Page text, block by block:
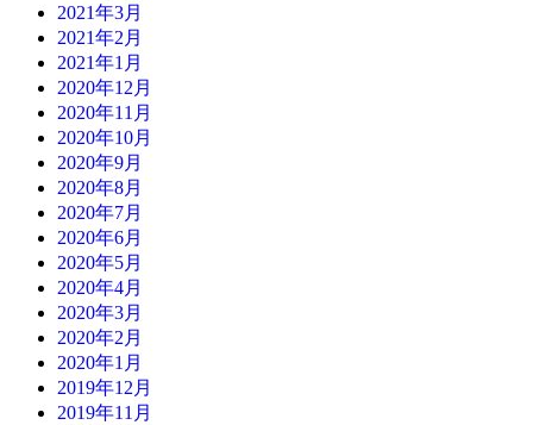
2021年3月
2021年2月
2021年1月
2020年12月
2020年11月
2020年10月
2020年9月
2020年8月
2020年7月
2020年6月
2020年5月
2020年4月
2020年3月
2020年2月
2020年1月
2019年12月
2019年11月